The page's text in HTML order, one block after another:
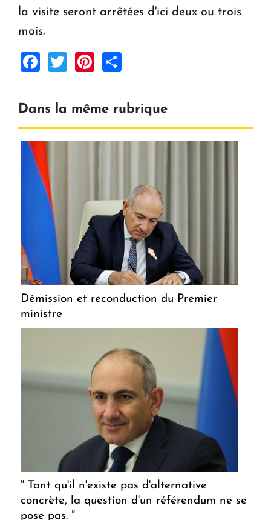
la visite seront arrêtées d'ici deux ou trois
mois.
Facebook
TwitterPinterest
Dans la même rubrique
Démission et reconduction du Premier
ministre
" Tant qu'il n'existe pas d'alternative
concrète, la question d'un référendum ne se
pose pas. "